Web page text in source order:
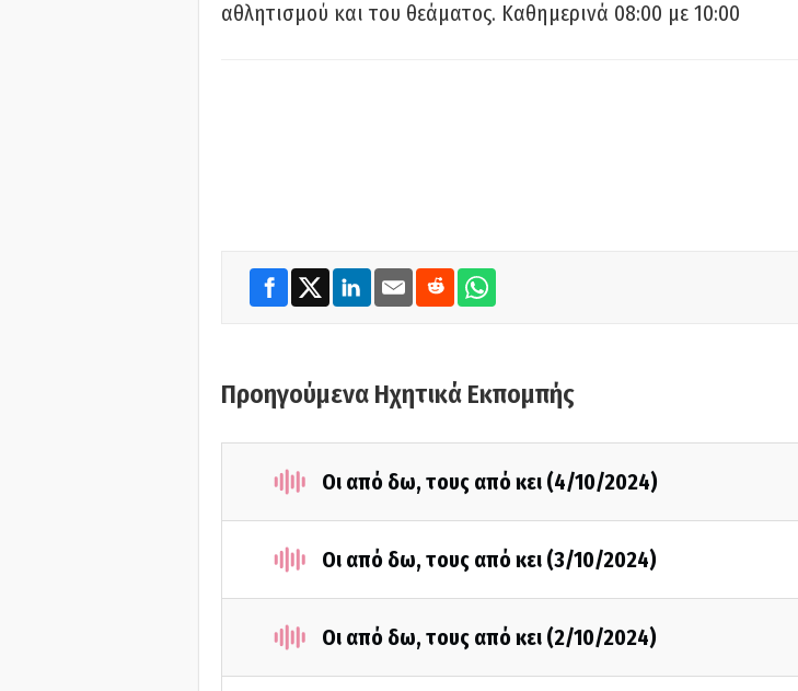
αθλητισμού και του θεάματος. Καθημερινά 08:00 με 10:00
Προηγούμενα Ηχητικά Εκπομπής
Οι από δω, τους από κει (4/10/2024)
Οι από δω, τους από κει (3/10/2024)
Οι από δω, τους από κει (2/10/2024)